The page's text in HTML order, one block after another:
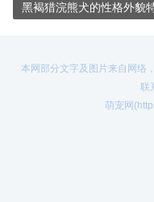
黑褐猎浣熊犬的性格外貌
本网部分文字及图片来自网络
联
萌宠网